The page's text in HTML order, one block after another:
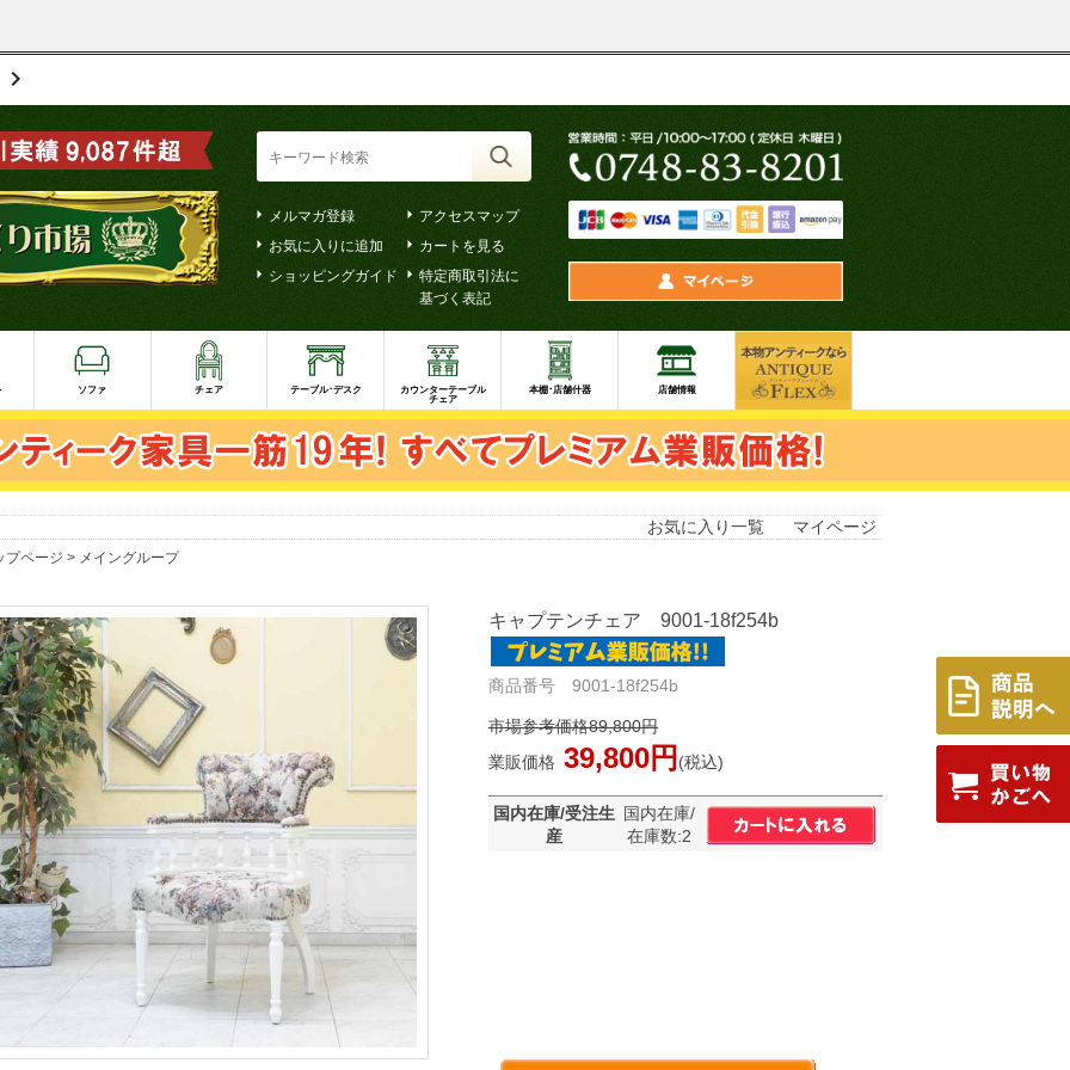
お気に入り一覧 マイページ
プページ > メイングループ
キャプテンチェア 9001-18f254b
商品番号 9001-18f254b
市場参考価格89,800円
業販価格 39,800円 (税込)
国内在庫/受注生
産
国内在庫/
在庫数:2